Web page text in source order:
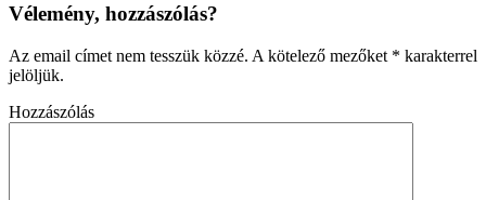
Vélemény, hozzászólás?
Az email címet nem tesszük közzé. A kötelező mezőket * karakterrel
jelöljük.
Hozzászólás